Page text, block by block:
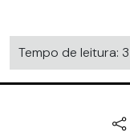
Tempo de leitura: